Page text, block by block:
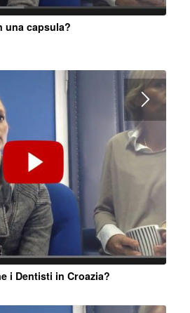
una capsula?
i Dentisti in Croazia?